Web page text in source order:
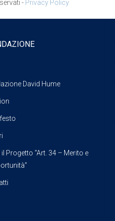
- Privacy Policy
David Hume
Progetto “Art. 34 – Merito e